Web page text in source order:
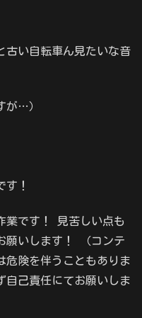
古い自転車ん見たいな音
が…）
す！
業です！ 見苦しい点も
願いします！ （コンテ
危険を伴うこともありま
自己責任にてお願いしま